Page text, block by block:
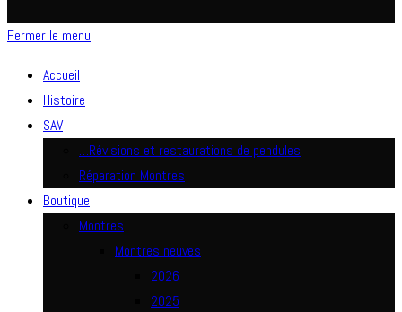
Fermer le menu
Accueil
Histoire
SAV
…Révisions et restaurations de pendules
Réparation Montres
Boutique
Montres
Montres neuves
2026
2025